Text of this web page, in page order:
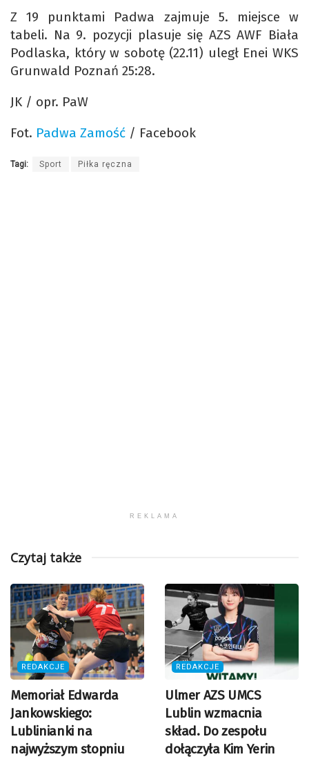
Z 19 punktami Padwa zajmuje 5. miejsce w
tabeli. Na 9. pozycji plasuje się AZS AWF Biała
Podlaska, który w sobotę (22.11) uległ Enei WKS
Grunwald Poznań 25:28.
JK / opr. PaW
Fot. Padwa Zamość / Facebook
Tagi: Sport Piłka ręczna
REKLAMA
Czytaj także
REDAKCJE
Memoriał Edwarda
Jankowskiego:
Lublinianki na
najwyższym stopniu
REDAKCJE
Ulmer AZS UMCS
Lublin wzmacnia
skład. Do zespołu
dołączyła Kim Yerin